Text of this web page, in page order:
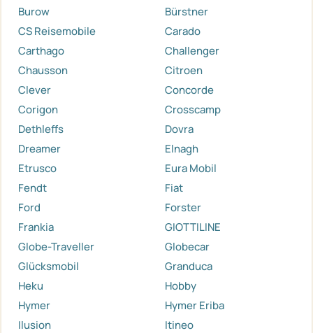
Burow
Bürstner
CS Reisemobile
Carado
Carthago
Challenger
Chausson
Citroen
Clever
Concorde
Corigon
Crosscamp
Dethleffs
Dovra
Dreamer
Elnagh
Etrusco
Eura Mobil
Fendt
Fiat
Ford
Forster
Frankia
GIOTTILINE
Globe-Traveller
Globecar
Glücksmobil
Granduca
Heku
Hobby
Hymer
Hymer Eriba
Ilusion
Itineo